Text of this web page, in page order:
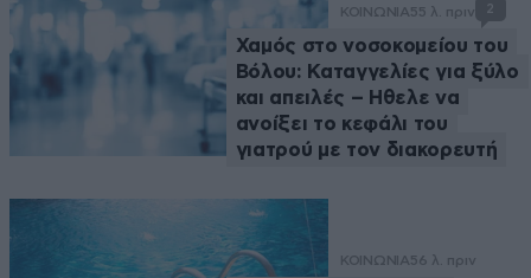
ΚΟΙΝΩΝΙΑ55 λ. πριν 2
Χαμός στο νοσοκομείου του
Βόλου: Καταγγελίες για ξύλο
και απειλές – Ηθελε να
ανοίξει το κεφάλι του
γιατρού με τον διακορευτή
ΚΟΙΝΩΝΙΑ56 λ. πριν